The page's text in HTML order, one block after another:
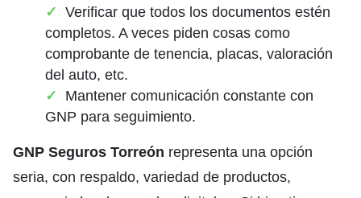
Verificar que todos los documentos estén
completos. A veces piden cosas como
comprobante de tenencia, placas, valoración
del auto, etc.
Mantener comunicación constante con
GNP para seguimiento.
GNP Seguros Torreón representa una opción
seria, con respaldo, variedad de productos,